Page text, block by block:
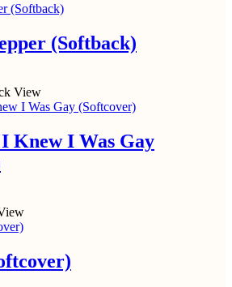
(Softback)
View
Knew I Was Gay